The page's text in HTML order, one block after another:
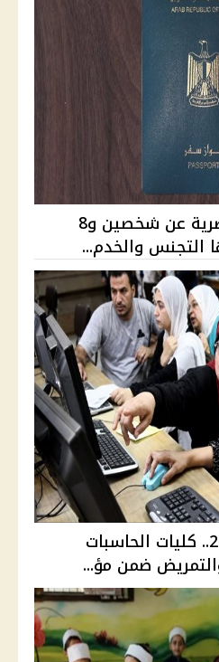
إسقاط الجنسية المصرية عن شخصين و8
التجنس والخدم...
تنسيق الجامعات 2026.. كليات الحاسبات
ضمن مؤ...